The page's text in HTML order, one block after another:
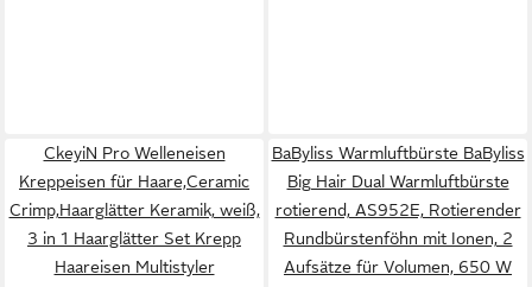
CkeyiN Pro Welleneisen
Kreppeisen für Haare,Ceramic
Crimp,Haarglätter Keramik, weiß,
3 in 1 Haarglätter Set Krepp
Haareisen Multistyler
BaByliss Warmluftbürste BaByliss
Big Hair Dual Warmluftbürste
rotierend, AS952E, Rotierender
Rundbürstenföhn mit Ionen, 2
Aufsätze für Volumen, 650 W